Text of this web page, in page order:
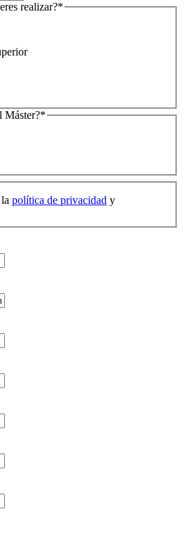
realizar?*
Máster?*
política de privacidad y